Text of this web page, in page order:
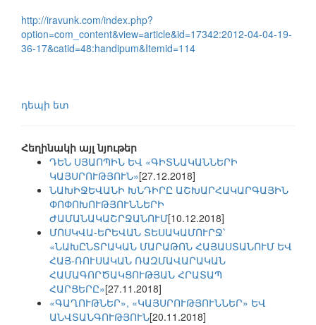
http://iravunk.com/index.php?
option=com_content&view=article&id=17342:2012-04-04-19-
36-17&catid=48:handipum&Itemid=114
դեպի ետ
Հեղինակի այլ նյութեր
ԴԵՆ ՍՅԱՈՊԻՆ ԵՎ «ԳԻՏՆԱԿԱՆՆԵՐԻ
ԿԱՅՍՐՈՒԹՅՈՒՆ»[27.12.2018]
ՆԱԽԻՋԵՎԱՆԻ ԽՆԴԻՐԸ ԱՇԽԱՐՀԱԿԱՐԳԱՅԻՆ
ՓՈՓՈԽՈՒԹՅՈՒՆՆԵՐԻ
ԺԱՄԱՆԱԿԱՇՐՋԱՆՈՒՄ[10.12.2018]
ՄՈՍԿՎԱ-ԵՐԵՎԱՆ ՏԵՍԱԿԱՄՈՒՐՋ՝
«ՆԱԽԸՆՏՐԱԿԱՆ ՄԱՐԱԹՈՆ ՀԱՅԱՍՏԱՆՈՒՄ ԵՎ
ՀԱՅ-ՌՈՒՍԱԿԱՆ ՌԱԶՄԱՎԱՐԱԿԱՆ
ՀԱՄԱԳՈՐԾԱԿՑՈՒԹՅԱՆ ՀՐԱՏԱՊ
ՀԱՐՑԵՐԸ»[27.11.2018]
«ԳԱՂՈՒԹՆԵՐ», «ԿԱՅՍՐՈՒԹՅՈՒՆՆԵՐ» ԵՎ
ԱՆՎՏԱՆԳՈՒԹՅՈՒՆ[20.11.2018]